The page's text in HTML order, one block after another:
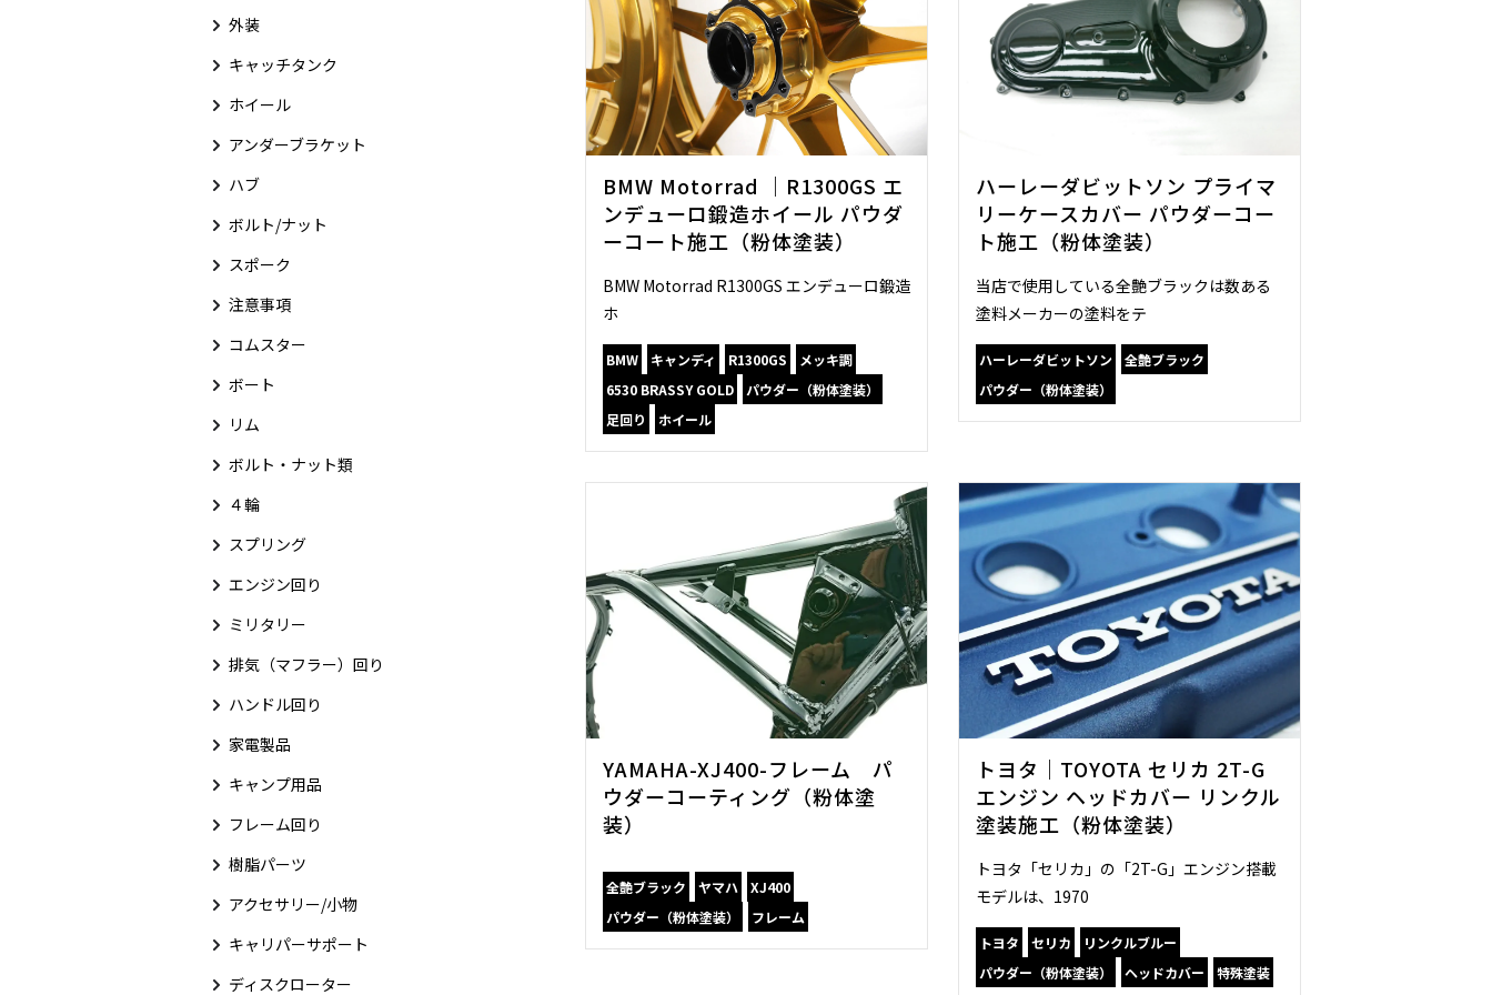
ハーレーダビットソン プライマ
リーケースカバー パウダーコー
ト施工（粉体塗装）
当店で使用している全艶ブラックは数ある
塗料メーカーの塗料をテ
ハーレーダビットソン
全艶ブラック
パウダー（粉体塗装）
BMW Motorrad ｜R1300GS エ
ンデューロ鍛造ホイール パウダ
ーコート施工（粉体塗装）
BMW Motorrad R1300GS エンデューロ鍛造
ホ
BMW キャンディ R1300GS
メッキ調
6530 BRASSY GOLD
パウダー（粉体塗装）
足回り
ホイール
トヨタ｜TOYOTA セリカ 2T-G
エンジン ヘッドカバー リンクル
塗装施工（粉体塗装）
トヨタ「セリカ」の「2T-G」エンジン搭載
モデルは、1970
トヨタ セリカ
リンクルブルー
パウダー（粉体塗装）
ヘッドカバー 特殊塗装
YAMAHA-XJ400-フレーム パ
ウダーコーティング（粉体塗
装）
全艶ブラック ヤマハ
XJ400
パウダー（粉体塗装）
フレーム
外装
キャッチタンク
ホイール
アンダーブラケット
ハブ
ボルト/ナット
スポーク
注意事項
コムスター
ボート
リム
ボルト・ナット類
４輪
スプリング
エンジン回り
ミリタリー
排気（マフラー）回り
ハンドル回り
家電製品
キャンプ用品
フレーム回り
樹脂パーツ
アクセサリー/小物
キャリパーサポート
ディスクローター